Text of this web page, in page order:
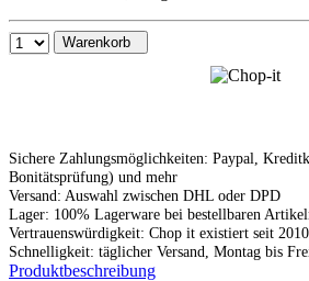
Warenkorb
Sichere Zahlungsmöglichkeiten: Paypal,
Bonitätsprüfung) und mehr
Versand: Auswahl zwischen DHL oder DPD
Lager: 100% Lagerware bei bestellbaren
Vertrauenswürdigkeit: Chop it existiert seit 2010
Schnelligkeit: täglicher Versand, Montag bis
Produktbeschreibung